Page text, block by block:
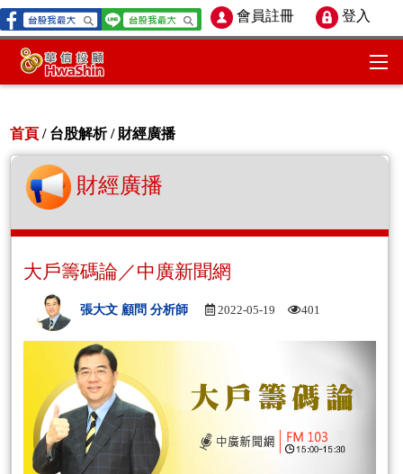
會員註冊 登入
首頁 / 台股解析 / 財經廣播
財經廣播
大戶籌碼論／中廣新聞網
張大文 顧問 分析師 2022-05-19 401